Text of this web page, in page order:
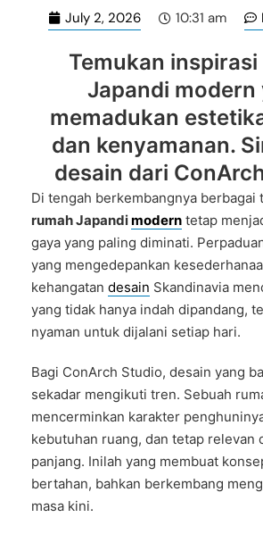
July 2, 2026 10:31 am
Temukan
Japandi modern
memadukan
dan kenyamanan.
desain dari
Di tengah berkembangnya berbagai
rumah Japandimodern tetap
gaya yang paling diminati.
yang mengedepankan
kehangatan desain Skandinavia
yang tidak hanya indah dipandang,
nyaman untuk dijalani setiap hari.
Bagi ConArch Studio, desain yang
sekadar mengikuti tren. Sebuah
mencerminkan karakter
kebutuhan ruang, dan tetap relevan
panjang. Inilah yang membuat
bertahan, bahkan berkembang
masa kini.